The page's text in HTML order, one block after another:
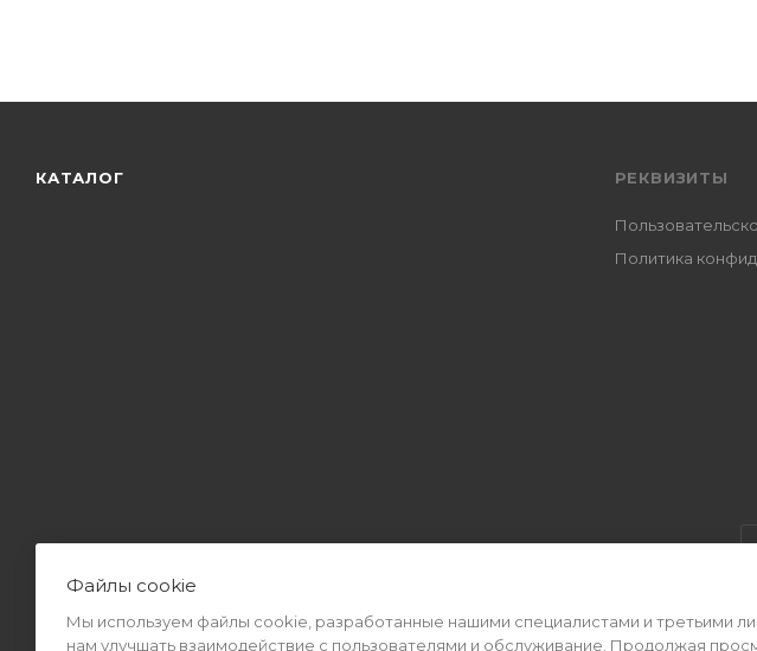
КАТАЛОГ РЕКВИЗИТЫ
Политика
2026 © Интернет-магазин MiMall® • Не является публичной офертой • 2026 г.
Файлы cookie
Мы используем файлы cookie, разработанные нашими специалистами и третьими
нам улучшать взаимодействие с пользователями и обслуживание. Продолжая